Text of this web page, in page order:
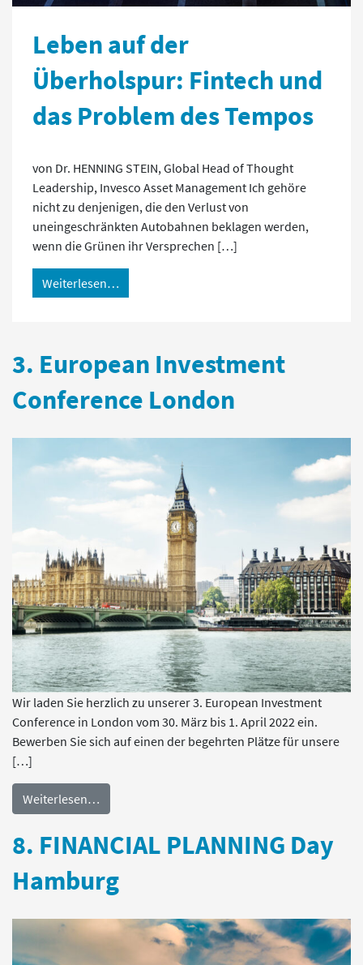
Leben auf der
Überholspur: Fintech und
das Problem des Tempos
von Dr. HENNING STEIN, Global Head of Thought
Leadership, Invesco Asset Management Ich gehöre
nicht zu denjenigen, die den Verlust von
uneingeschränkten Autobahnen beklagen werden,
wenn die Grünen ihr Versprechen […]
Weiterlesen…
3. European Investment
Conference London
Wir laden Sie herzlich zu unserer 3. European Investment
Conference in London vom 30. März bis 1. April 2022 ein.
Bewerben Sie sich auf einen der begehrten Plätze für unsere
[…]
Weiterlesen…
8. FINANCIAL PLANNING Day
Hamburg